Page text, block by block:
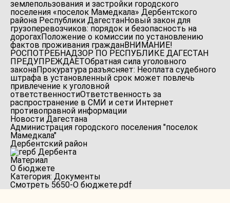
землепользования и застройки городского
поселения «поселок Мамедкала» Дербентского
района Республики ДагестанНовый закон для
грузоперевозчиков: порядок и безопасность на
дорогахПоложение о комиссии по установлению
фактов проживания гражданВНИМАНИЕ!
РОСПОТРЕБНАДЗОР ПО РЕСПУБЛИКЕ ДАГЕСТАН
ПРЕДУПРЕЖДАЕТОбратная сила уголовного
законаПрокуратура разъясняет: Неоплата судебного
штрафа в установленный срок может повлечь
привлечение к уголовной
ответственностиОтветственность за
распространение в СМИ и сети Интернет
противоправной информации
Новости Дагестана
Администрация городского поселения "поселок
Мамедкала"
Дербентский район
Материал
О бюджете
Категория: Документы
Смотреть 5650-О бюджете.pdf